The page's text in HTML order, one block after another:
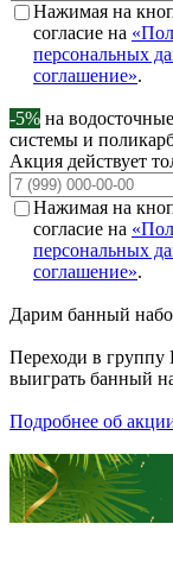
Нажимая на
согласие на
персональных
соглашение».
-5% на водосточные
системы и
Акция действует
Нажимая на
согласие на
персональных
соглашение».
Дарим банный
Переходи в группу
выиграть банный
Подробнее об